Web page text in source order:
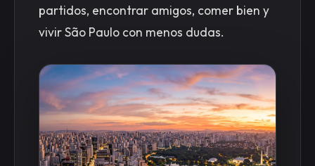
partidos, encontrar amigos, comer bien y
vivir São Paulo con menos dudas.